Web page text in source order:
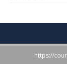
https://